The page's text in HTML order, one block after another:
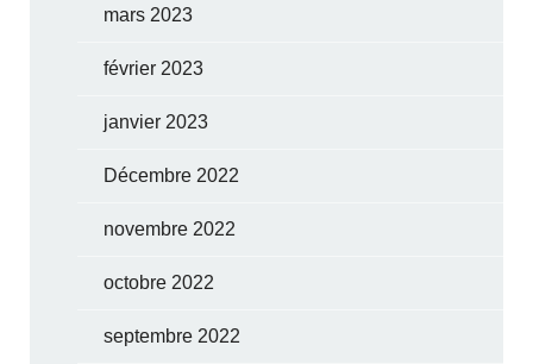
mars 2023
février 2023
janvier 2023
Décembre 2022
novembre 2022
octobre 2022
septembre 2022